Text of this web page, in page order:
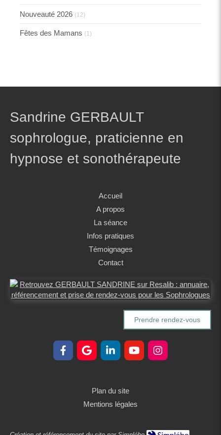
Nouveauté 2026 (12)
Fêtes des Mamans (1)
Sandrine GERBAULT
sophrologue, praticienne en
hypnose et sonothérapeute
Accueil
A propos
La séance
Infos pratiques
Témoignages
Contact
Prendre rendez-vous
Plan du site
Mentions légales